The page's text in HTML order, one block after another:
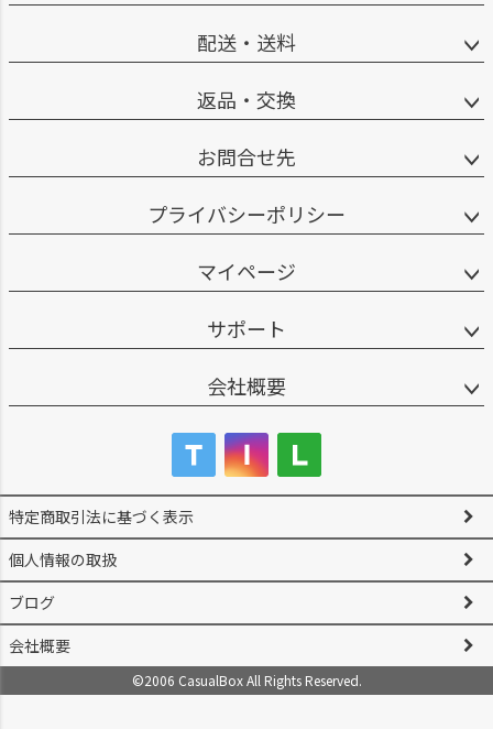
配送・送料
返品・交換
お問合せ先
プライバシーポリシー
マイページ
サポート
会社概要
特定商取引法に基づく表示
個人情報の取扱
ブログ
会社概要
©2006 CasualBox All Rights Reserved.